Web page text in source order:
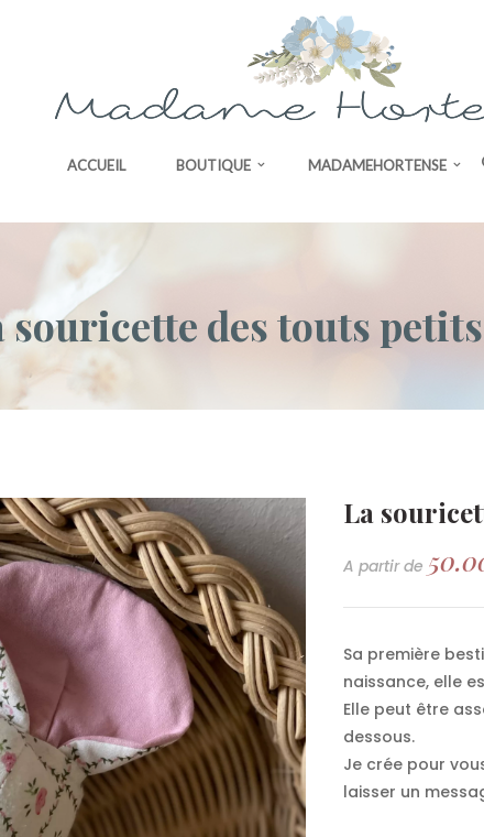
ACCUEIL BOUTIQUE MADAMEHORTENSE
souricette des touts
La
A partir de
Sa première
naissance, elle
Elle peut être
dessous.
Je crée pour
laisser un